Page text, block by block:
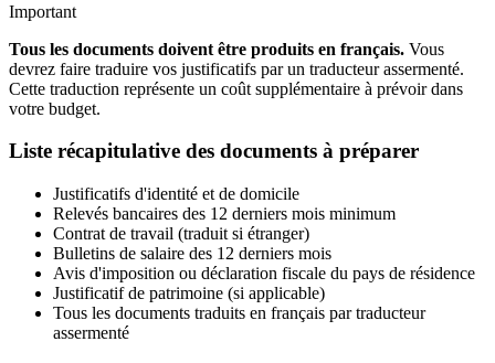
Important
Tous les documents doivent être produits en français. Vous
devrez faire traduire vos justificatifs par un traducteur assermenté.
Cette traduction représente un coût supplémentaire à prévoir dans
votre budget.
Liste récapitulative des documents à préparer
Justificatifs d'identité et de domicile
Relevés bancaires des 12 derniers mois minimum
Contrat de travail (traduit si étranger)
Bulletins de salaire des 12 derniers mois
Avis d'imposition ou déclaration fiscale du pays de résidence
Justificatif de patrimoine (si applicable)
Tous les documents traduits en français par traducteur
assermenté